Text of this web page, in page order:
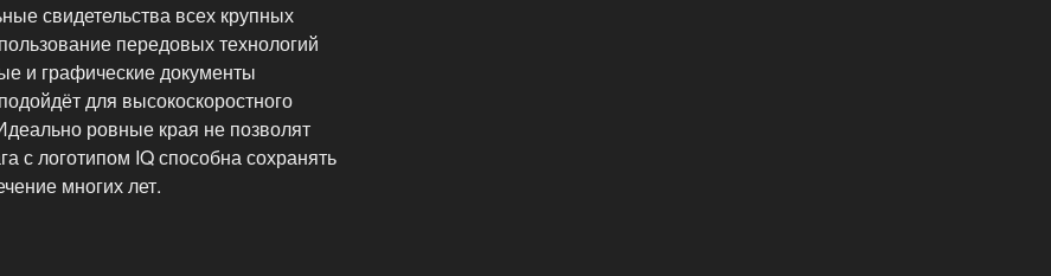
свидетельства всех крупных
передовых технологий
и графические документы
для высокоскоростного
ровные края не позволят
с логотипом IQ способна сохранять
многих лет.